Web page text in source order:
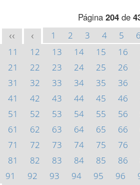
Página 204de
<< < 1 2 3 4 5 6
11
12 13 14 15 16
21
22 23 24 25 26
31
32 33 34 35 36
41
42 43 44 45 46
51
52 53 54 55 56
61
62 63 64 65 66
71
72 73 74 75 76
81
82 83 84 85 86
91
92 93 94 95 96